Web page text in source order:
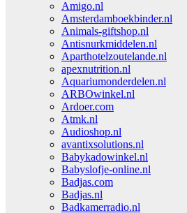
Amigo.nl
Amsterdamboekbinder.nl
Animals-giftshop.nl
Antisnurkmiddelen.nl
Aparthotelzoutelande.nl
apexnutrition.nl
Aquariumonderdelen.nl
ARBOwinkel.nl
Ardoer.com
Atmk.nl
Audioshop.nl
avantixsolutions.nl
Babykadowinkel.nl
Babyslofje-online.nl
Badjas.com
Badjas.nl
Badkamerradio.nl